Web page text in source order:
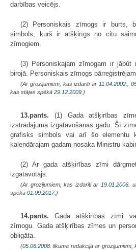
darbības veicējs.
(2) Personiskais zīmogs ir burts,
simbols, kurš ir atšķirīgs no citu
zīmogiem.
(3) Personiskajam zīmogam ir jābūt
birojā. Personiskais zīmogs
(Ar grozījumiem, kas izdarīti ar 11.04.2002.
kas stājas spēkā 29.12.2009. )
13.pants. (1) Gada atšķirības
izstrādājuma izgatavošanas gadu. Šī
grafisks simbols vai arī šo elementu
kalendārajam gadam nosaka Ministru
(2) Ar gada atšķirības zīmi
izgatavotājs.
(Ar grozījumiem, kas izdarīti ar 19.01.2006.
spēkā 01.09.2017. )
14.pants. Gada atšķirības zīmi
zīmogu. Gada atšķirības zīmes un
obligāta.
(05.06.2008 . likuma redakcijā ar grozījumiem,